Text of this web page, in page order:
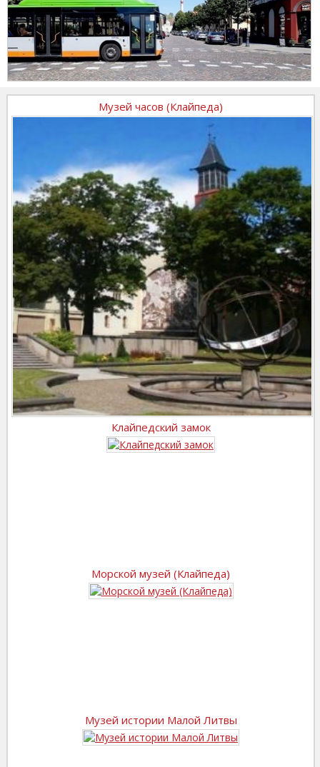
Музей часов (Клайпеда)
Клайпедский замок
Морской музей (Клайпеда)
Музей истории Малой Литвы